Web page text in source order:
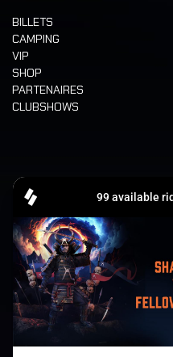
BILLETS
CAMPING
VIP
SHOP
PARTENAIRES
CLUBSHOWS